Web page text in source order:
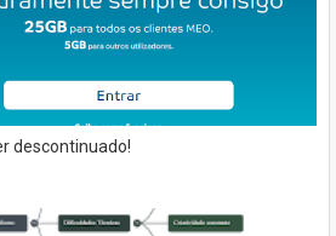
descontinuado!